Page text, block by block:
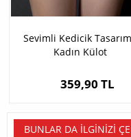
Sevimli Kedicik
Kadın Külot
359,90 TL
BUNLAR DA İLGINIZI